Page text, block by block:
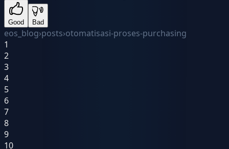
Good Bad
eos_blog›posts›otomatisasi-proses-purchasing
1
2
3
4
5
6
7
8
9
10